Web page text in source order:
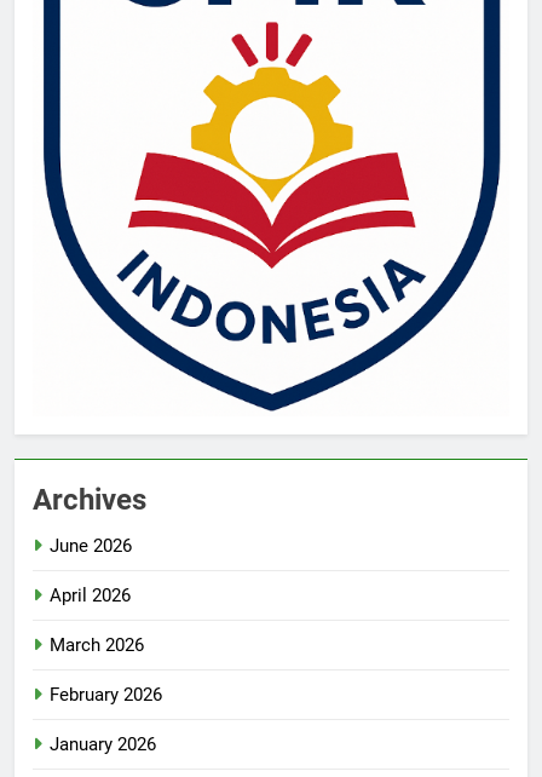
Archives
June 2026
April 2026
March 2026
February 2026
January 2026